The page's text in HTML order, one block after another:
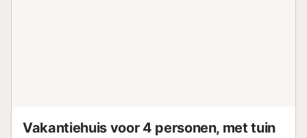
tweep...
Vakantiehuis voor 4 personen, met tuin